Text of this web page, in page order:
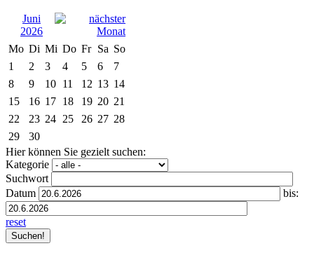
Juni
2026
Mo Di Mi Do Fr Sa So
1
2 3 4 5 6
7
8
9 10 11 12 13 14
15
16 17 18 19 20 21
22
23 24 25 26 27 28
29
30
Hier können Sie gezielt suchen:
Kategorie
Suchwort
Datum
bis:
reset